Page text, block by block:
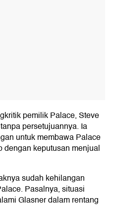
pemilik Palace, Steve
persetujuannya. Ia
untuk membawa Palace
dengan keputusan menjual
sudah kehilangan
Pasalnya, situasi
Glasner dalam rentang